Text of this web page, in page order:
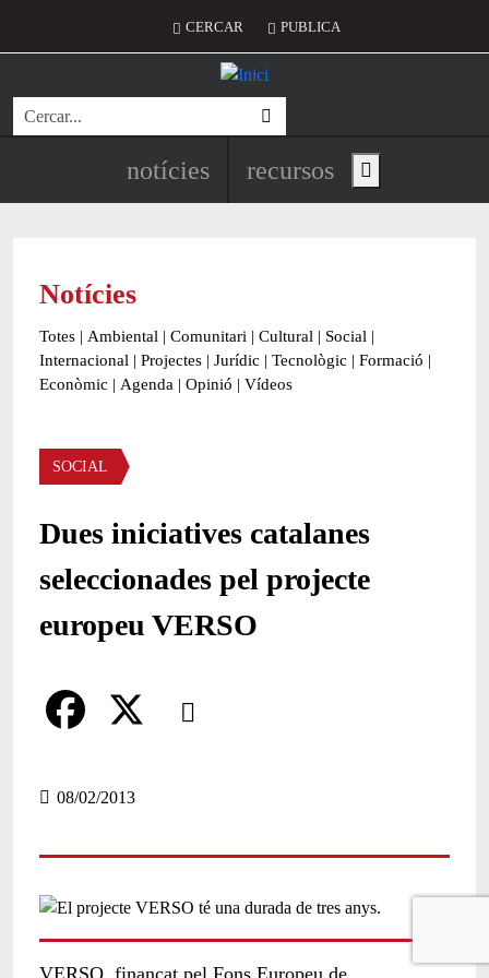
Menú del compte d'usuari
CERCAR PUBLICA
Cerca
Navegació principal de
notícies recursos Show main menu
Notícies
Totes | Ambiental | Comunitari | Cultural | Social |
Internacional | Projectes | Jurídic | Tecnològic | Formació |
Econòmic | Agenda | Opinió | Vídeos
Àmbit de la notícia
SOCIAL
Dues iniciatives catalanes
seleccionades pel projecte
europeu VERSO
Comparteix
a
b
08/02/2013
VERSO, finançat pel Fons Europeu de